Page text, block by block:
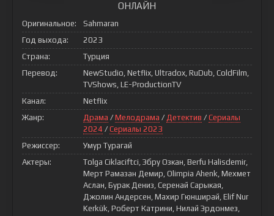
ОНЛАЙН
Оригинальное:
Sahmaran
Год выхода:
2023
Страна:
Турция
Перевод:
NewStudio, Netflix, Ultradox, RuDub, ColdFilm,
TVShows, LE-ProductionTV
Канал:
Netflix
Жанр:
Драма / Мелодрама / Детектив / Сериалы
2024 / Сериалы 2023
Режиссер:
Умур Турагай
Актеры:
Tolga Ciklaciftci, Эбру Озкан, Berfu Halisdemir,
Мерт Рамазан Демир, Olimpia Ahenk, Мехмет
Аслан, Бурак Дениз, Серенай Сарыкая,
Джолин Андерсен, Махир Гюнширай, Elif Nur
Kerkük, Роберт Катрини, Нилай Эрдонмез,